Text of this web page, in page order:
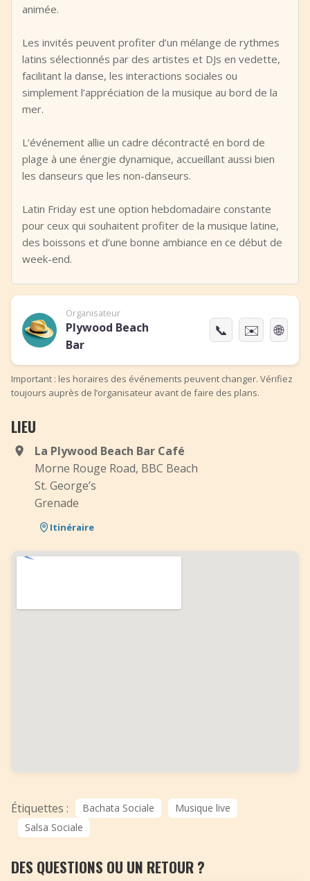
animée.
Les invités peuvent profiter d’un mélange de rythmes
latins sélectionnés par des artistes et DJs en vedette,
facilitant la danse, les interactions sociales ou
simplement l’appréciation de la musique au bord de la
mer.
L’événement allie un cadre décontracté en bord de
plage à une énergie dynamique, accueillant aussi bien
les danseurs que les non-danseurs.
Latin Friday est une option hebdomadaire constante
pour ceux qui souhaitent profiter de la musique latine,
des boissons et d’une bonne ambiance en ce début de
week-end.
Organisateur
Plywood Beach
Bar
📞 ✉️ 🌐
Important : les horaires des événements peuvent changer. Vérifiez
toujours auprès de l’organisateur avant de faire des plans.
LIEU
La Plywood Beach Bar Café
Morne Rouge Road, BBC Beach
St. George’s
Grenade
Itinéraire
Étiquettes : Bachata Sociale
Musique live
Salsa Sociale
DES QUESTIONS OU UN RETOUR ?